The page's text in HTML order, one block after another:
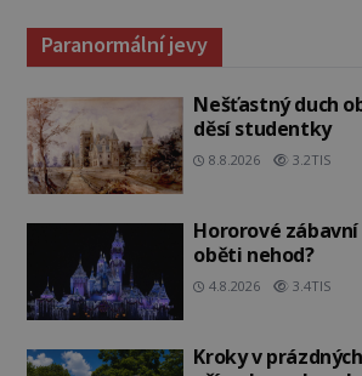
Paranormální jevy
Nešťastný duch
děsí studentky
8.8.2026 3.2TIS
Hororové
oběti nehod?
4.8.2026 3.4TIS
Kroky v